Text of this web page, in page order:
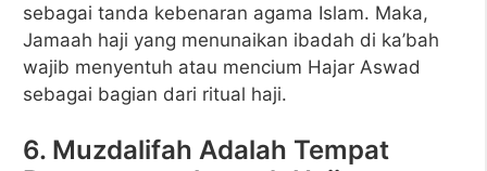
sebagai tanda kebenaran agama Islam. Maka,
Jamaah haji yang menunaikan ibadah di ka’bah
wajib menyentuh atau mencium Hajar Aswad
sebagai bagian dari ritual haji.
6. Muzdalifah Adalah Tempat